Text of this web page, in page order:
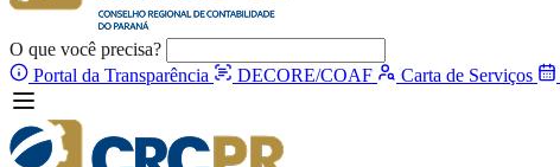
O que você precisa?
Portal da Transparência
DECORE/COAF Carta de Serviços